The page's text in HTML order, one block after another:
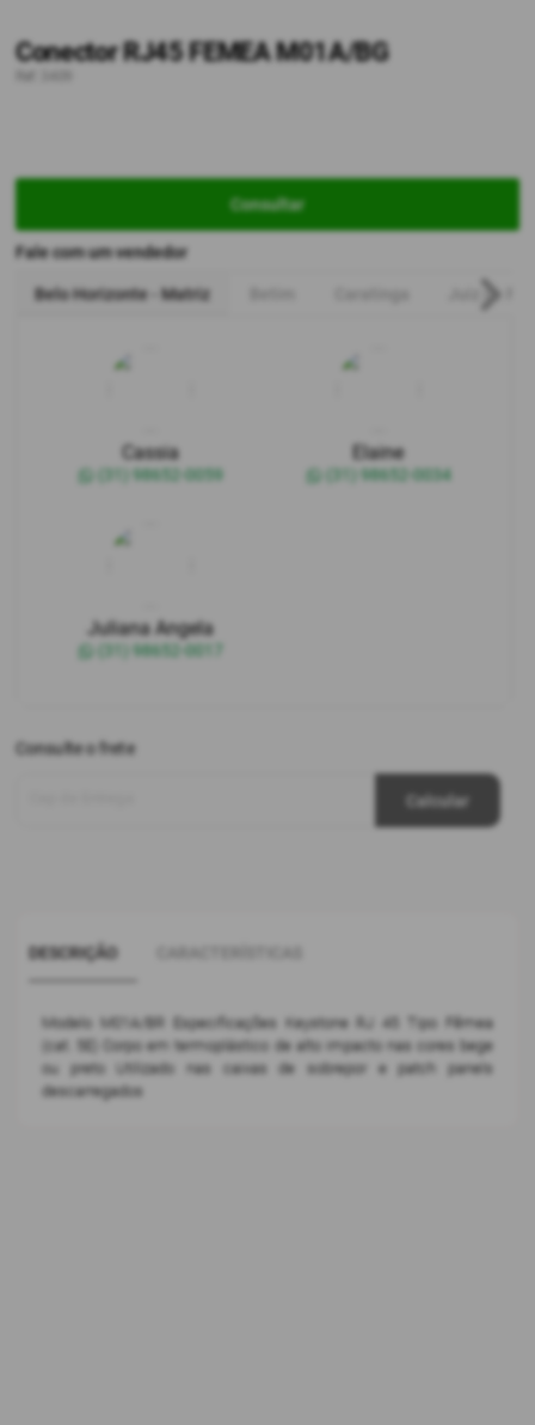
Conector RJ45 FEMEA M01A/BG
Consultar
Fale com um vendedor
Belo Horizonte - Matriz Juiz de
Cassia
(31) 98652-0059
Elaine
(31) 98652-0034
Juliana Angela
(31) 98652-0017
Consulte o frete
Calcular
DESCRIÇÃO
Modelo M01A/BR Especificações Keystone RJ 45 Tipo Fêmea
(cat. 5E) Corpo em termoplástico de alto impacto nas cores bege
ou preto Utilizado nas caixas de sobrepor e patch panels
descarregados